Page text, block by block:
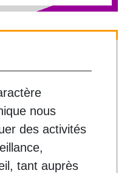
nous
des activités
tant auprès